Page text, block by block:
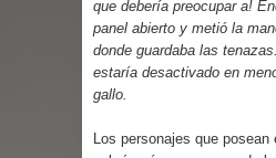
que debería preocupar a!
panel abierto y metió la
donde guardaba las
estaría desactivado en
gallo.
Los personajes que posean